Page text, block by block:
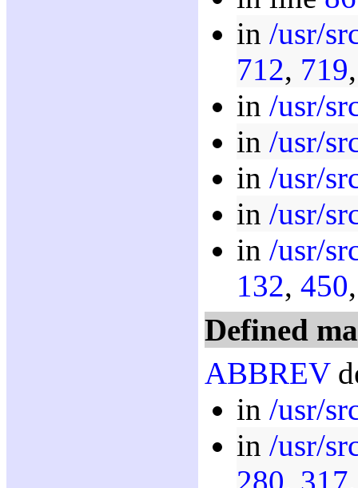
in /usr/
712, 719
in /usr/
in /usr/
in /usr/
in /usr/
in /usr/
132, 450
Defined
ABBREV
in /usr/
in /usr/